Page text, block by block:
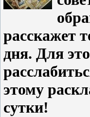
расскажет
дня. Для
этому
сутки!